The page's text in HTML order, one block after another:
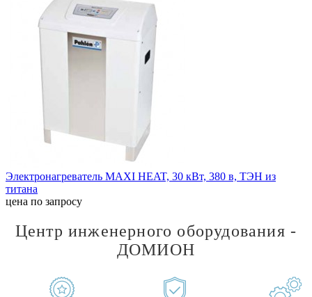
Электронагреватель MAXI HEAT, 30 кВт, 380 в, ТЭН из
титана
цена по запросу
Центр инженерного оборудования -
ДОМИОН